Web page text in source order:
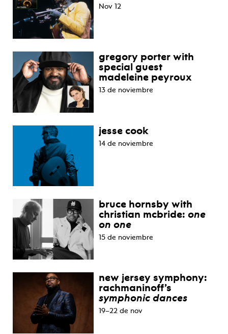
Nov 12
gregory porter with
special guest
madeleine peyroux
13 de noviembre
jesse cook
14 de noviembre
bruce hornsby with
christian mcbride:one
on one
15 de noviembre
new jersey symphony:
rachmaninoff’s
symphonic dances
19–22 de nov